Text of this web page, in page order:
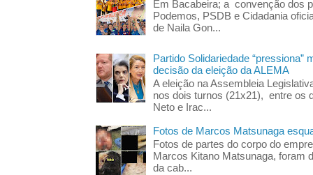
Em Bacabeira; a convenção dos
Podemos, PSDB e Cidadania
de Naila Gon...
Partido Solidariedade “pressiona”
decisão da eleição da ALEMA
A eleição na Assembleia
nos dois turnos (21x21), entre os
Neto e Irac...
Fotos de Marcos Matsunaga
Fotos de partes do corpo do
Marcos Kitano Matsunaga, foram
da cab...